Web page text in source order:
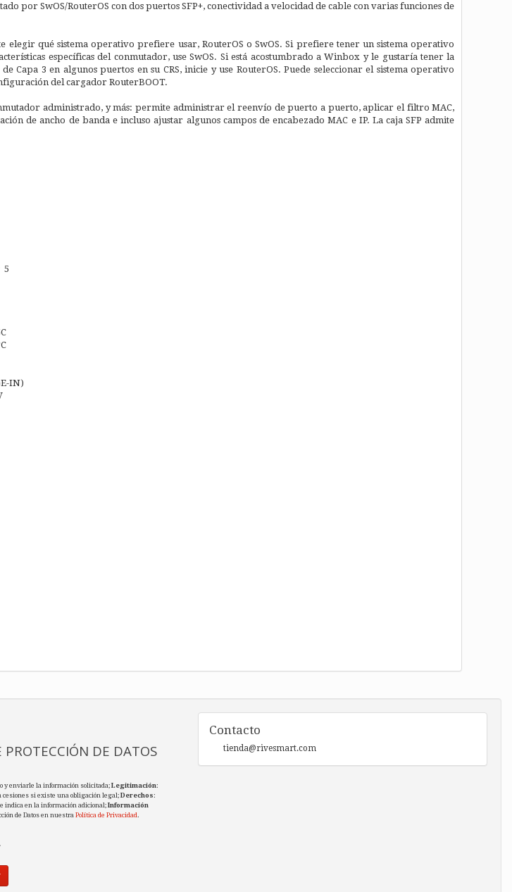
por SwOS/RouterOS con dos puertos SFP+, conectividad a velocidad de cable con varias funciones de
qué sistema operativo prefiere usar, RouterOS o SwOS. Si prefiere tener un sistema operativo
específicas del conmutador, use SwOS. Si está acostumbrado a Winbox y le gustaría tener la
Capa 3 en algunos puertos en su CRS, inicie y use RouterOS. Puede seleccionar el sistema operativo
del cargador RouterBOOT.
administrado, y más: permite administrar el reenvío de puerto a puerto, aplicar el filtro MAC,
de ancho de banda e incluso ajustar algunos campos de encabezado MAC e IP. La caja SFP admite
5
IN)
PROTECCIÓN DE DATOS
y enviarle la información solicitada;Legitimación:
cesiones si existe una obligación legal;Derechos:
indica en la información adicional;Información
de Datos en nuestraPolítica de Privacidad.
Contacto
tienda@rivesmart.com